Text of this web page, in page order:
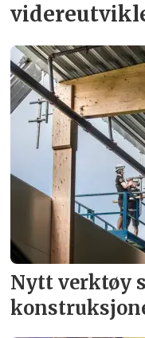
Nytt verktøy